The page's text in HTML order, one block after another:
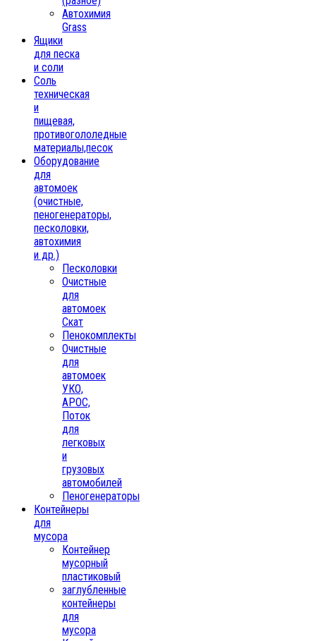
Автохимия
Grass
Ящики
для песка
и соли
Соль
техническая
и
пищевая,
противогололедные
материалы,песок
Oборудование
для
автомоек
(очистные,
пеногенераторы,
песколовки,
автохимия
и др.)
Песколовки
Очистные
для
автомоек
Скат
Пенокомплекты
Очистные
для
автомоек
УКО,
АРОС,
Поток
для
легковых
и
грузовых
автомобилей
Пеногенераторы
Контейнеры
для
мусора
Контейнер
мусорный
пластиковый
заглубленные
контейнеры
для
мусора